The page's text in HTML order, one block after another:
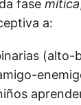
fase mítica
a:
(alto-